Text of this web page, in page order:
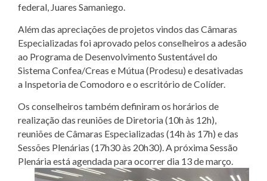
federal, Juares Samaniego.
Além das apreciações de projetos vindos das Câmaras
Especializadas foi aprovado pelos conselheiros a adesão
ao Programa de Desenvolvimento Sustentável do
Sistema Confea/Creas e Mútua (Prodesu) e desativadas
a Inspetoria de Comodoro e o escritório de Colíder.
Os conselheiros também definiram os horários de
realização das reuniões de Diretoria (10h às 12h),
reuniões de Câmaras Especializadas (14h às 17h) e das
Sessões Plenárias (17h30 às 20h30). A próxima Sessão
Plenária está agendada para ocorrer dia 13 de março.